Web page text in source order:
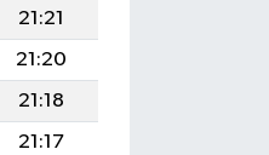
21:21
21:20
21:18
21:17